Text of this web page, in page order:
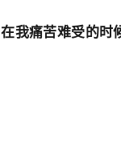
我痛苦难受的时